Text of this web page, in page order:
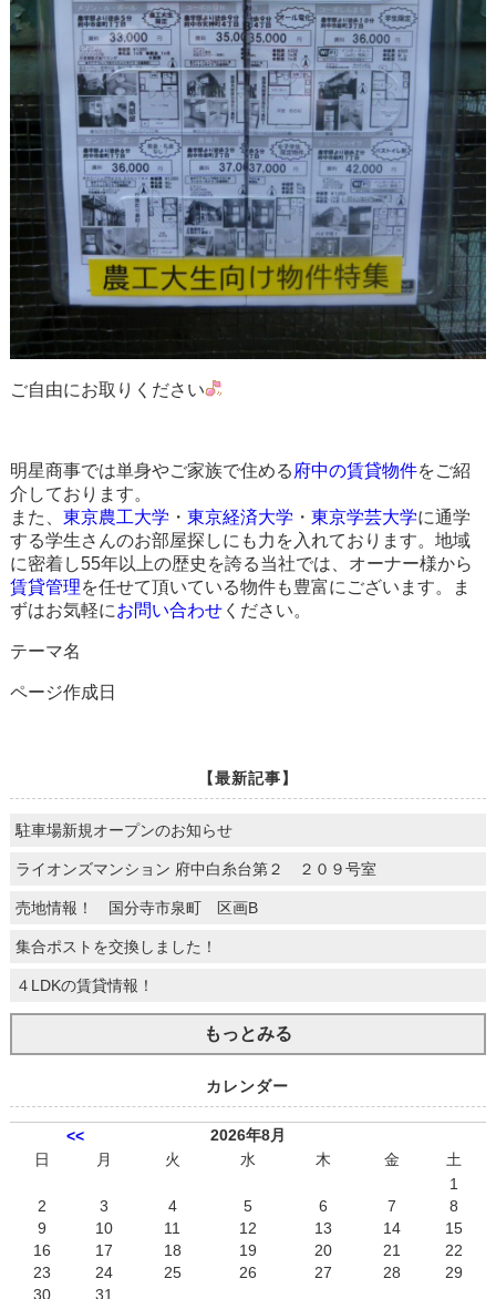
ご自由にお取りください
明星商事では単身やご家族で住める 府中の賃貸物件をご紹
介しております。
また、 東京農工大学 ・ 東京経済大学 ・ 東京学芸大学に通学
する学生さんのお部屋探しにも力を入れております。地域
に密着し55年以上の歴史を誇る当社では、オーナー様から
賃貸管理を任せて頂いている物件も豊富にございます。ま
ずはお気軽にお問い合わせください。
テーマ名
ページ作成日
【最新記事】
駐車場新規オープンのお知らせ
ライオンズマンション 府中白糸台第２ ２０９号室
売地情報！ 国分寺市泉町 区画B
集合ポストを交換しました！
４LDKの賃貸情報！
もっとみる
カレンダー
<<
2026年8月
日
月 火 水 木 金
土
1
2
3 4 5 6 7
8
9
10 11 12 13 14
15
16
17 18 19 20 21
22
23
24 25 26 27 28
29
30
31